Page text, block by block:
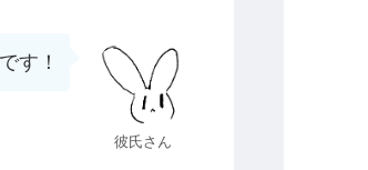
彼氏さん
す！